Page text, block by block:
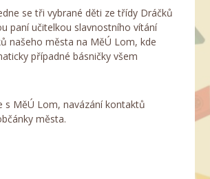
se tři vybrané děti ze třídy Dráčků
paní učitelkou slavnostního vítání
našeho města na MěÚ Lom, kde
případné básničky všem
s MěÚ Lom, navázání kontaktů
města.